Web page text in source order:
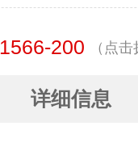
200 （点
详细信息